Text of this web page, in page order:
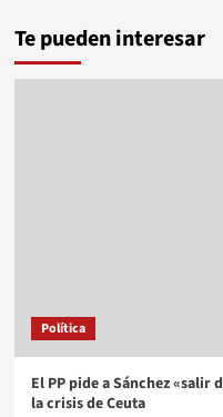
Te pueden interesar
Política
El PP pide a Sánchez
la crisis de Ceuta